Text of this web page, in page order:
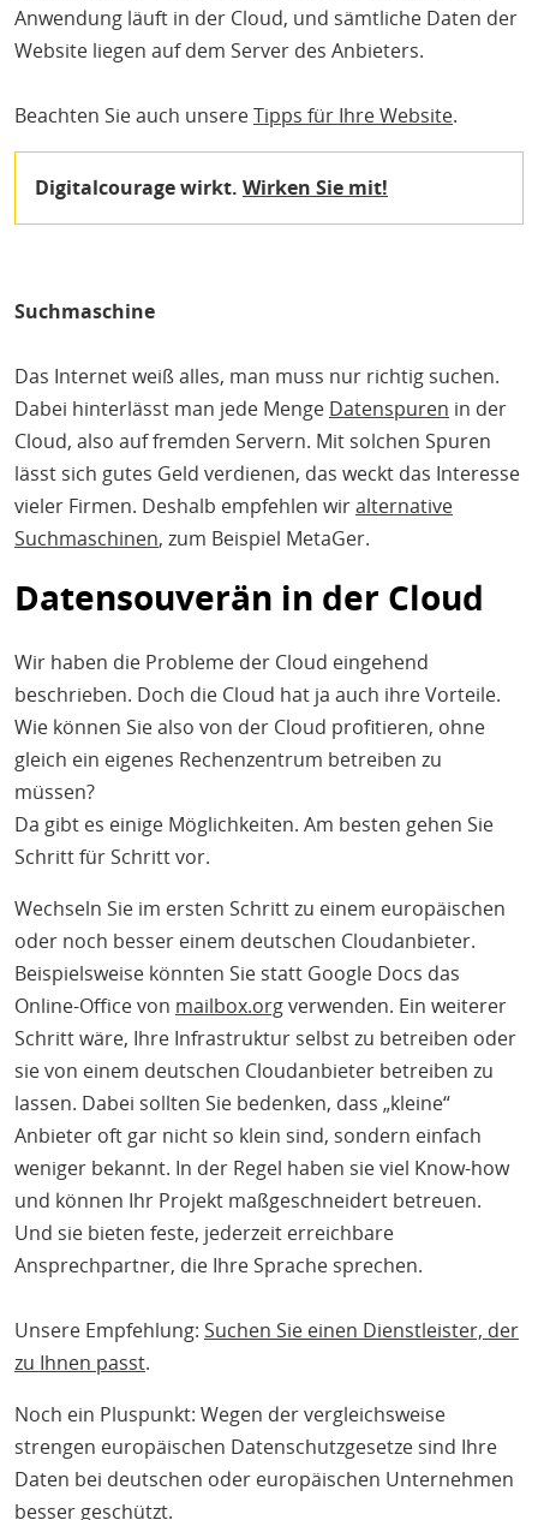
Anwendung läuft in der Cloud, und sämtliche Daten der
Website liegen auf dem Server des Anbieters.
Beachten Sie auch unsereTipps für Ihre Website.
Digitalcourage wirkt. Wirken Sie mit!
Suchmaschine
Das Internet weiß alles, man muss nur richtig suchen.
Dabei hinterlässt man jede Menge Datenspuren in der
Cloud, also auf fremden Servern. Mit solchen Spuren
lässt sich gutes Geld verdienen, das weckt das Interesse
vieler Firmen. Deshalb empfehlen wiralternative
Suchmaschinen, zum Beispiel MetaGer.
Datensouverän in der Cloud
Wir haben die Probleme der Cloud eingehend
beschrieben. Doch die Cloud hat ja auch ihre Vorteile.
Wie können Sie also von der Cloud profitieren, ohne
gleich ein eigenes Rechenzentrum betreiben zu
müssen?
Da gibt es einige Möglichkeiten. Am besten gehen Sie
Schritt für Schritt vor.
Wechseln Sie im ersten Schritt zu einem europäischen
oder noch besser einem deutschen Cloudanbieter.
Beispielsweise könnten Sie statt Google Docs das
Online-Office von mailbox.orgverwenden. Ein weiterer
Schritt wäre, Ihre Infrastruktur selbst zu betreiben oder
sie von einem deutschen Cloudanbieter betreiben zu
lassen. Dabei sollten Sie bedenken, dass „kleine“
Anbieter oft gar nicht so klein sind, sondern einfach
weniger bekannt. In der Regel haben sie viel Know-how
und können Ihr Projekt maßgeschneidert betreuen.
Und sie bieten feste, jederzeit erreichbare
Ansprechpartner, die Ihre Sprache sprechen.
Unsere Empfehlung: Suchen Sie einen Dienstleister, der
zu Ihnen passt.
Noch ein Pluspunkt: Wegen der vergleichsweise
strengen europäischen Datenschutzgesetze sind Ihre
Daten bei deutschen oder europäischen Unternehmen
besser geschützt.